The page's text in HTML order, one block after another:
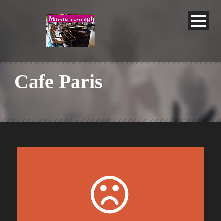
Cafe Paris